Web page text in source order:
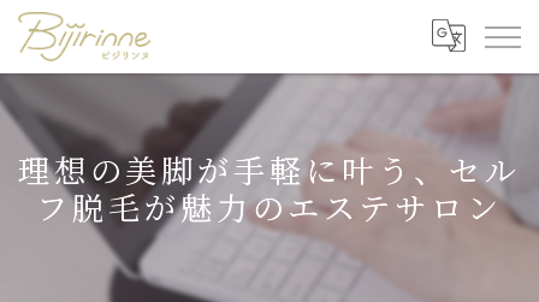
理想の美脚が手軽に叶う、セル
フ脱毛が魅力のエステサロン